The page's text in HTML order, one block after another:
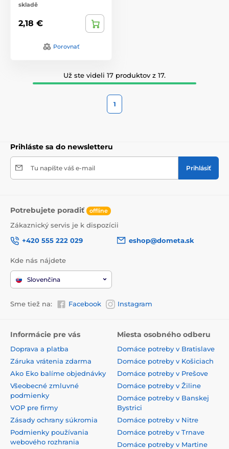
skladě
2,18 €
Porovnať
Už ste videli 17 produktov z 17.
1
Prihláste sa do newsletteru
Tu napíšte váš e-mail Prihlásiť
Potrebujete poradiť offline
Zákaznický servis je k dispozícii
+420 555 222 029
eshop@dometa.sk
Kde nás nájdete
Slovenčina
Sme tiež na: Facebook Instagram
Informácie pre vás
Doprava a platba
Záruka vrátenia zdarma
Ako Eko balíme objednávky
Všeobecné zmluvné
podmienky
VOP pre firmy
Zásady ochrany súkromia
Podmienky používania
webového rozhrania
Miesta osobného odberu
Domáce potreby v Bratislave
Domáce potreby v Košiciach
Domáce potreby v Prešove
Domáce potreby v Žiline
Domáce potreby v Banskej
Bystrici
Domáce potreby v Nitre
Domáce potreby v Trnave
Domáce potreby v Martine